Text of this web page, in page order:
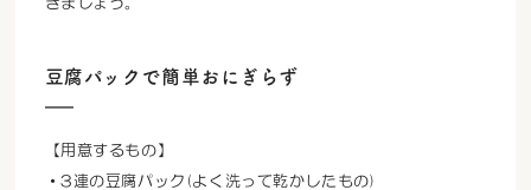
豆腐パックで簡単おにぎらず
【用意するもの】
・3連の豆腐パック(よく洗って乾かしたもの)